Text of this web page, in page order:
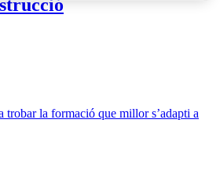
trobar la formació que millor s’adapti a